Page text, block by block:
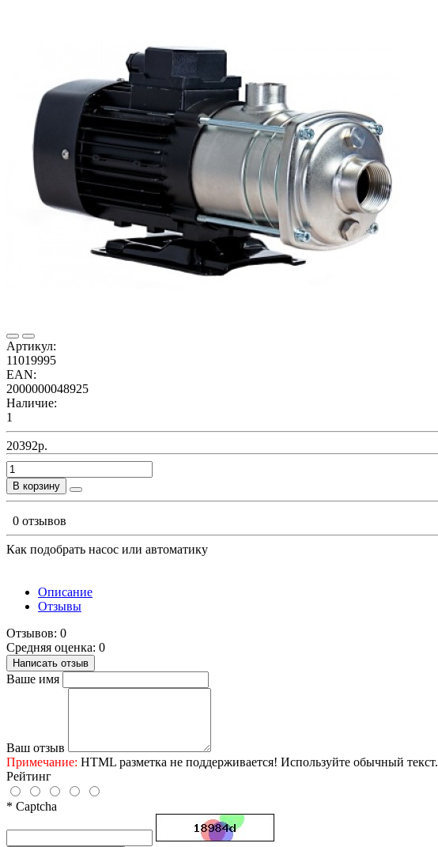
Артикул:
11019995
EAN:
2000000048925
Наличие:
1
20392р.
В корзину
0 отзывов
Как подобрать насос или автоматику
Описание
Отзывы
Отзывов: 0
Средняя оценка: 0
Написать отзыв
Ваше имя
Ваш отзыв
Примечание: HTML разметка не поддерживается! Используйте обычный текст.
Рейтинг
* Captcha